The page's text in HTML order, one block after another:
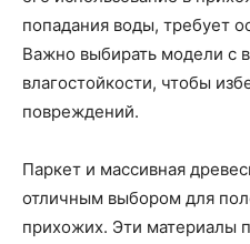
попадания воды, требует
Важно выбирать модели с
влагостойкости, чтобы
повреждений.
Паркет и массивная
отличным выбором для
прихожих. Эти материалы